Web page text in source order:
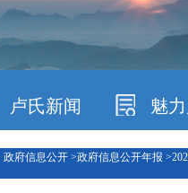
卢氏新闻 魅
政府信息公开 >政府信息公开年报 >